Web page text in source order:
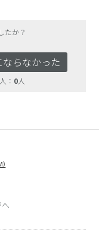
たか？
らなかった
： 0人